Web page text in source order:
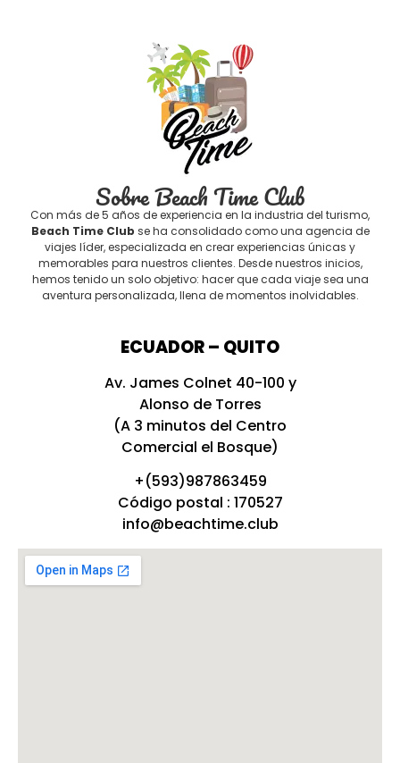
Sobre Beach Time Club
Con más de 5 años de experiencia en la industria del turismo,
Beach Time Club se ha consolidado como una agencia de
viajes líder, especializada en crear experiencias únicas y
memorables para nuestros clientes. Desde nuestros inicios,
hemos tenido un solo objetivo: hacer que cada viaje sea una
aventura personalizada, llena de momentos inolvidables.
ECUADOR – QUITO
Av. James Colnet 40-100 y
Alonso de Torres
(A 3 minutos del Centro
Comercial el Bosque)
+(593)987863459
Código postal : 170527
info@beachtime.club